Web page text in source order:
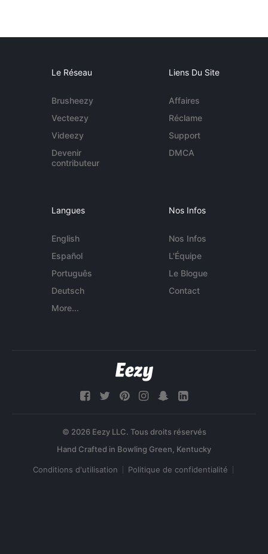
Le Réseau
Brusheezy
Vecteezy
Videezy
Devenir
contributeur
Liens Du Site
Affaires
Réclame
Support
DMCA
Langues
English
Español
Português
Deutsch
More...
Nos Infos
Nos Infos
L'Équipe
Le Blogue
Contact
© 2026 Eezy LLC. Tous droits réservés
Conditions d'utilisation Politique de confidentialité